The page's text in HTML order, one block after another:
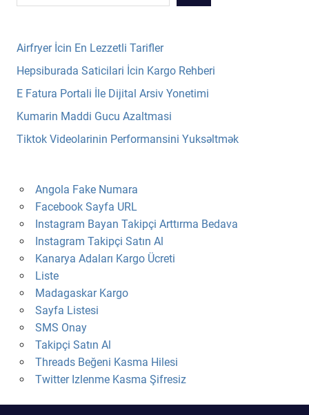
Airfryer İcin En Lezzetli Tarifler
Hepsiburada Saticilari İcin Kargo Rehberi
E Fatura Portali İle Dijital Arsiv Yonetimi
Kumarin Maddi Gucu Azaltmasi
Tiktok Videolarinin Performansini Yuksəltmək
Angola Fake Numara
Facebook Sayfa URL
Instagram Bayan Takipçi Arttırma Bedava
Instagram Takipçi Satın Al
Kanarya Adaları Kargo Ücreti
Liste
Madagaskar Kargo
Sayfa Listesi
SMS Onay
Takipçi Satın Al
Threads Beğeni Kasma Hilesi
Twitter Izlenme Kasma Şifresiz